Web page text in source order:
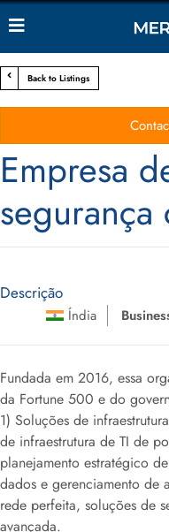
Back to Listings
Empresa
Descrição
Índia
Fundada em 2016, essa
da Fortune 500 e do
1) Soluções de
de infraestrutura de TI de
planejamento estratégico
dados e gerenciamento de
rede perfeita, soluções de
avançada.